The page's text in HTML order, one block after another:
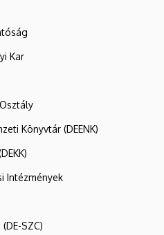
Kar
Könyvtár (DEENK)
Intézmények
SZC)